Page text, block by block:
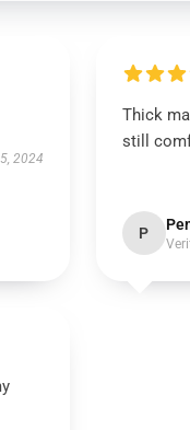
2024
Thick
still
P